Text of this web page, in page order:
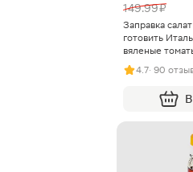
149.99 ₽
Заправка
готовить
вяленые
4.7· 90